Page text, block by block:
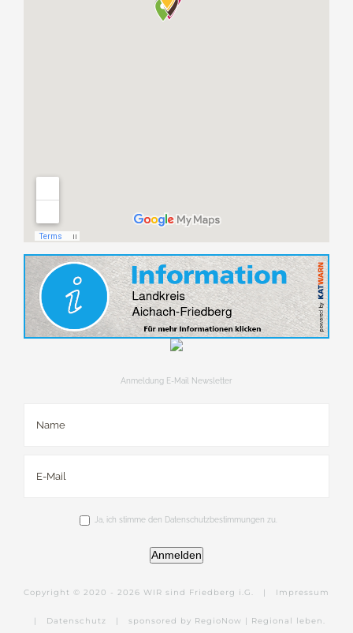
Anmeldung E-Mail Newsletter
Ja, ich stimme den Datenschutzbestimmungen zu.
Anmelden
Copyright © 2020 - 2026 WIR sind Friedberg i.G. | Impressum
| Datenschutz | sponsored by RegioNow | Regional leben.